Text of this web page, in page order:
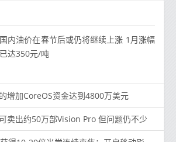
国内油价在春节后或仍将继续上涨 1月涨幅
已达350元/吨
增加CoreOS资金达到4800万美元
卖出约50万部Vision Pro 但问题仍不少